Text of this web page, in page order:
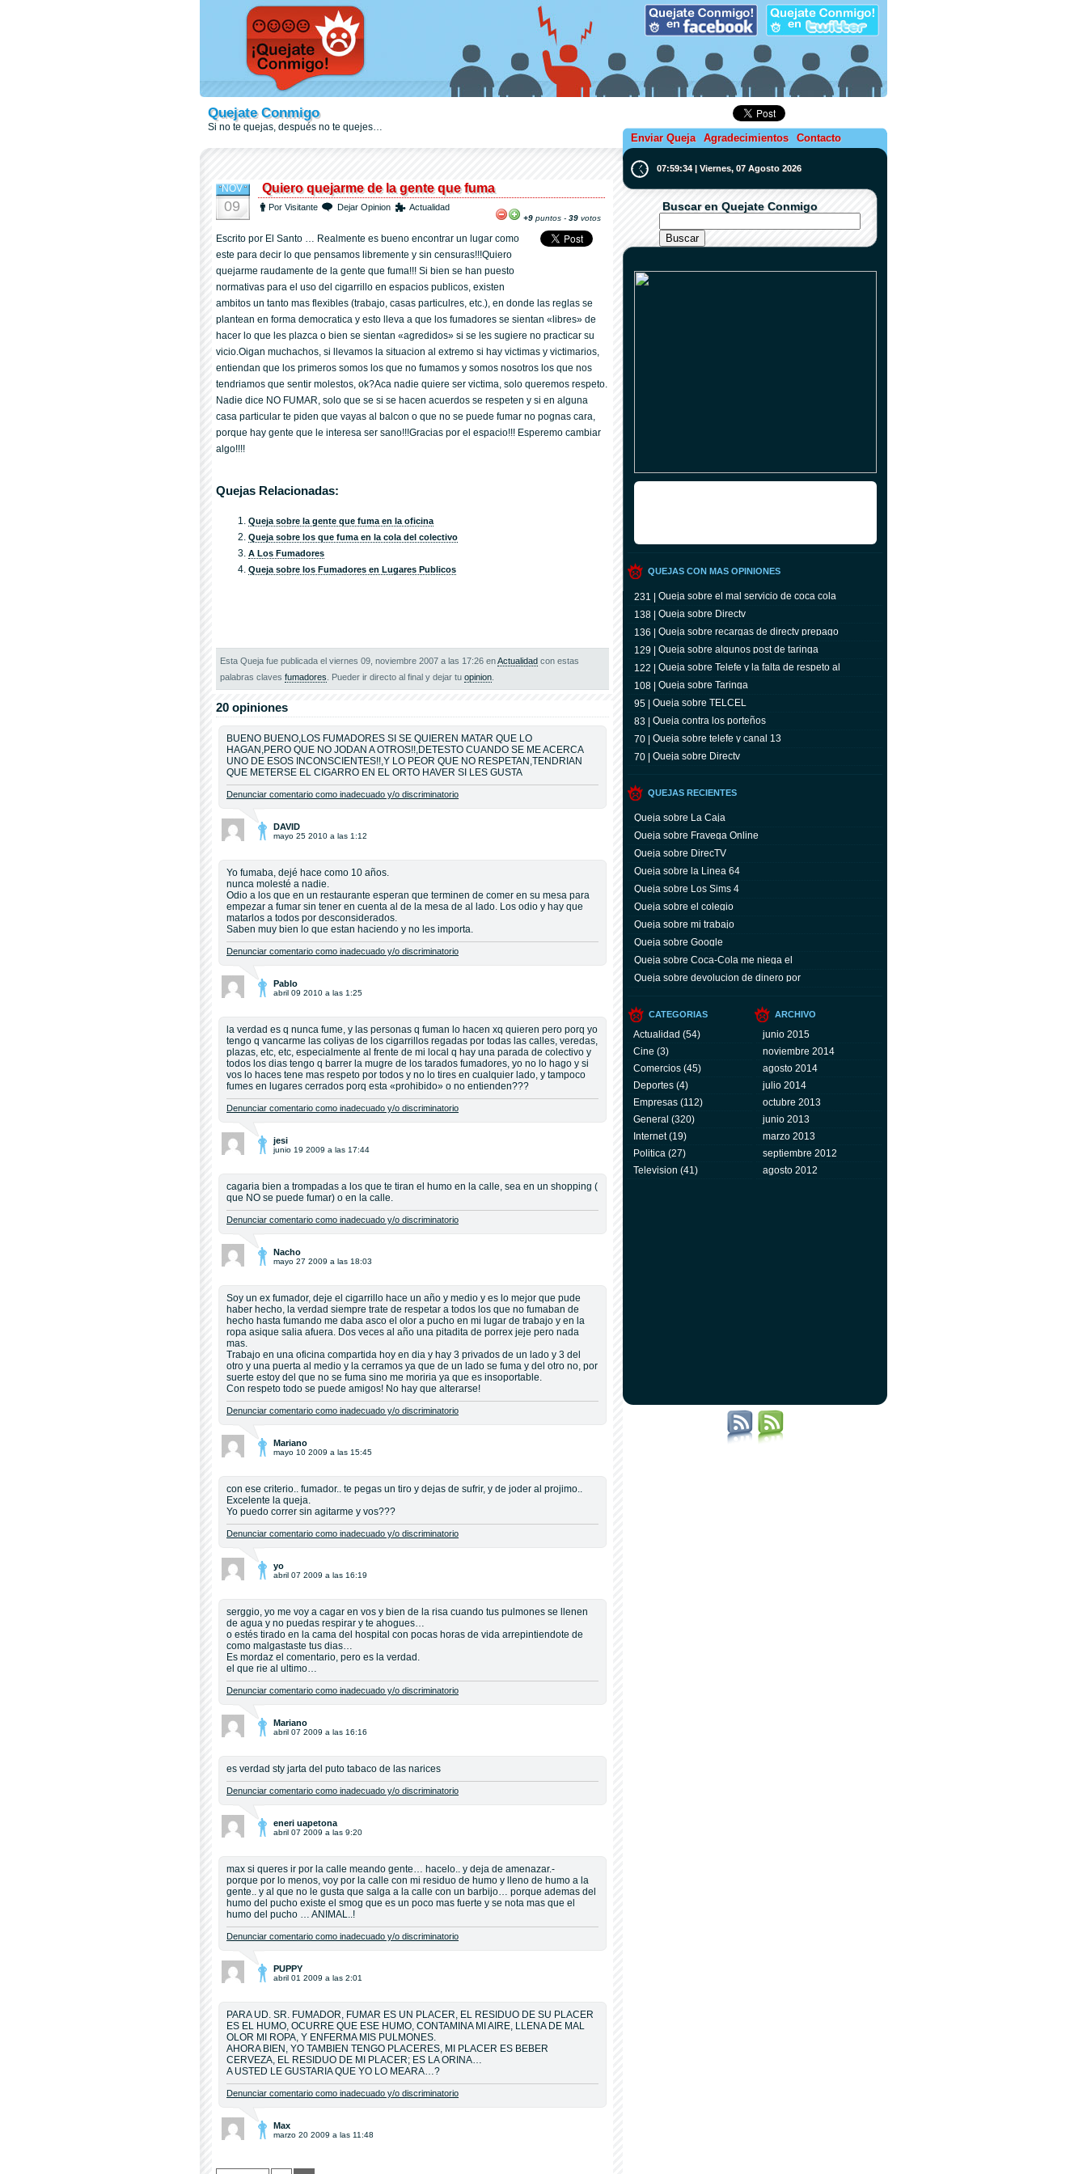
Quejate Conmigo
Si no te quejas, después no te quejes…
Enviar Queja Agradecimientos Contacto
NOV
09
Quiero quejarme de la gente que fuma
Por Visitante Dejar Opinion Actualidad
+9 puntos - 39 votos
Escrito por El Santo … Realmente es bueno encontrar un lugar como
este para decir lo que pensamos libremente y sin censuras!!!Quiero
quejarme raudamente de la gente que fuma!!! Si bien se han puesto
normativas para el uso del cigarrillo en espacios publicos, existen
ambitos un tanto mas flexibles (trabajo, casas particulres, etc.), en donde las reglas se
plantean en forma democratica y esto lleva a que los fumadores se sientan «libres» de
hacer lo que les plazca o bien se sientan «agredidos» si se les sugiere no practicar su
vicio.Oigan muchachos, si llevamos la situacion al extremo si hay victimas y victimarios,
entiendan que los primeros somos los que no fumamos y somos nosotros los que nos
tendriamos que sentir molestos, ok?Aca nadie quiere ser victima, solo queremos respeto.
Nadie dice NO FUMAR, solo que se si se hacen acuerdos se respeten y si en alguna
casa particular te piden que vayas al balcon o que no se puede fumar no pognas cara,
porque hay gente que le interesa ser sano!!!Gracias por el espacio!!! Esperemo cambiar
algo!!!!
Quejas Relacionadas:
Queja sobre la gente que fuma en la oficina
Queja sobre los que fuma en la cola del colectivo
A Los Fumadores
Queja sobre los Fumadores en Lugares Publicos
Esta Queja fue publicada el viernes 09, noviembre 2007 a las 17:26 enActualidad con estas
palabras claves fumadores . Pueder ir directo al final y dejar tu opinion
20 opiniones
BUENO BUENO,LOS FUMADORES SI SE QUIEREN MATAR QUE LO
HAGAN,PERO QUE NO JODAN A OTROS!!,DETESTO CUANDO SE ME ACERCA
UNO DE ESOS INCONSCIENTES!!,Y LO PEOR QUE NO RESPETAN,TENDRIAN
QUE METERSE EL CIGARRO EN EL ORTO HAVER SI LES GUSTA
Denunciar comentario como inadecuado y/o discriminatorio
DAVID
mayo 25 2010 a las 1:12
Yo fumaba, dejé hace como 10 años.
nunca molesté a nadie.
Odio a los que en un restaurante esperan que terminen de comer en su mesa para
empezar a fumar sin tener en cuenta al de la mesa de al lado. Los odio y hay que
matarlos a todos por desconsiderados.
Saben muy bien lo que estan haciendo y no les importa.
Denunciar comentario como inadecuado y/o discriminatorio
Pablo
abril 09 2010 a las 1:25
la verdad es q nunca fume, y las personas q fuman lo hacen xq quieren pero porq yo
tengo q vancarme las coliyas de los cigarrillos regadas por todas las calles, veredas,
plazas, etc, etc, especialmente al frente de mi local q hay una parada de colectivo y
todos los dias tengo q barrer la mugre de los tarados fumadores, yo no lo hago y si
vos lo haces tene mas respeto por todos y no lo tires en cualquier lado, y tampoco
fumes en lugares cerrados porq esta «prohibido» o no entienden???
Denunciar comentario como inadecuado y/o discriminatorio
jesi
junio 19 2009 a las 17:44
cagaria bien a trompadas a los que te tiran el humo en la calle, sea en un shopping (
que NO se puede fumar) o en la calle.
Denunciar comentario como inadecuado y/o discriminatorio
Nacho
mayo 27 2009 a las 18:03
Soy un ex fumador, deje el cigarrillo hace un año y medio y es lo mejor que pude
haber hecho, la verdad siempre trate de respetar a todos los que no fumaban de
hecho hasta fumando me daba asco el olor a pucho en mi lugar de trabajo y en la
ropa asique salia afuera. Dos veces al año una pitadita de porrex jeje pero nada
mas.
Trabajo en una oficina compartida hoy en dia y hay 3 privados de un lado y 3 del
otro y una puerta al medio y la cerramos ya que de un lado se fuma y del otro no, por
suerte estoy del que no se fuma sino me moriria ya que es insoportable.
Con respeto todo se puede amigos! No hay que alterarse!
Denunciar comentario como inadecuado y/o discriminatorio
Mariano
mayo 10 2009 a las 15:45
con ese criterio.. fumador.. te pegas un tiro y dejas de sufrir, y de joder al projimo..
Excelente la queja.
Yo puedo correr sin agitarme y vos???
Denunciar comentario como inadecuado y/o discriminatorio
yo
abril 07 2009 a las 16:19
serggio, yo me voy a cagar en vos y bien de la risa cuando tus pulmones se llenen
de agua y no puedas respirar y te ahogues…
o estés tirado en la cama del hospital con pocas horas de vida arrepintiendote de
como malgastaste tus dias…
Es mordaz el comentario, pero es la verdad.
el que rie al ultimo…
Denunciar comentario como inadecuado y/o discriminatorio
Mariano
abril 07 2009 a las 16:16
es verdad sty jarta del puto tabaco de las narices
Denunciar comentario como inadecuado y/o discriminatorio
eneri uapetona
abril 07 2009 a las 9:20
max si queres ir por la calle meando gente… hacelo.. y deja de amenazar.-
porque por lo menos, voy por la calle con mi residuo de humo y lleno de humo a la
gente.. y al que no le gusta que salga a la calle con un barbijo… porque ademas del
humo del pucho existe el smog que es un poco mas fuerte y se nota mas que el
humo del pucho … ANIMAL..!
Denunciar comentario como inadecuado y/o discriminatorio
PUPPY
abril 01 2009 a las 2:01
PARA UD. SR. FUMADOR, FUMAR ES UN PLACER, EL RESIDUO DE SU PLACER
ES EL HUMO, OCURRE QUE ESE HUMO, CONTAMINA MI AIRE, LLENA DE MAL
OLOR MI ROPA, Y ENFERMA MIS PULMONES.
AHORA BIEN, YO TAMBIEN TENGO PLACERES, MI PLACER ES BEBER
CERVEZA, EL RESIDUO DE MI PLACER; ES LA ORINA…
A USTED LE GUSTARIA QUE YO LO MEARA…?
Denunciar comentario como inadecuado y/o discriminatorio
Max
marzo 20 2009 a las 11:48
07:59:34 | Viernes, 07 Agosto 2026
Buscar en Quejate Conmigo
QUEJAS CON MAS OPINIONES
231 | Queja sobre el mal servicio de coca cola
138 | Queja sobre Directv
136 | Queja sobre recargas de directv prepago
129 | Queja sobre algunos post de taringa
122 | Queja sobre Telefe y la falta de respeto al
televidente
108 | Queja sobre Taringa
95 | Queja sobre TELCEL
83 | Queja contra los porteños
70 | Queja sobre telefe y canal 13
70 | Queja sobre Directv
QUEJAS RECIENTES
Queja sobre La Caja
Queja sobre Fravega Online
Queja sobre DirecTV
Queja sobre la Linea 64
Queja sobre Los Sims 4
Queja sobre el colegio
Queja sobre mi trabajo
Queja sobre Google
Queja sobre Coca-Cola me niega el
servicio y facturas
Queja sobre devolucion de dinero por
CATEGORIAS ARCHIVO
Actualidad (54)
Cine (3)
Comercios (45)
Deportes (4)
Empresas (112)
General (320)
Internet(19)
Politica (27)
Television (41)
junio 2015
noviembre 2014
agosto 2014
julio 2014
octubre 2013
junio 2013
marzo 2013
septiembre 2012
agosto 2012